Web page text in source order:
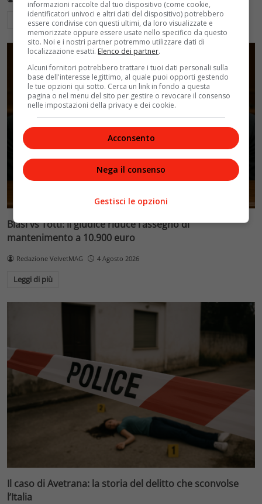
Leggi di più
Blasi vs Totti: il giudice riduce l’assegno di
mantenimento a 10.900 euro
Redazione VelvetMAG 4 Agosto 2026
Leggi di più
Il caso di Avetrana: la storia del delitto che sconvolse
l’Italia
informazioni raccolte dal tuo dispositivo (come cookie,
identificatori univoci e altri dati del dispositivo) potrebbero
essere condivise con questi ultimi, da loro visualizzate e
memorizzate oppure essere usate nello specifico da questo
sito. Noi e i nostri partner potremmo utilizzare dati di
localizzazione esatti. Elenco dei partner.
Alcuni fornitori potrebbero trattare i tuoi dati personali sulla
base dell'interesse legittimo, al quale puoi opporti gestendo
le tue opzioni qui sotto. Cerca un link in fondo a questa
pagina o nel menu del sito per gestire o revocare il consenso
nelle impostazioni della privacy e dei cookie.
Acconsento
Nega il consenso
Gestisci le opzioni